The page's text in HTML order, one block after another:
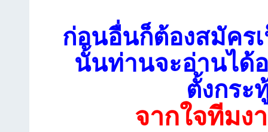
ก่อนอื่นก็ต้องสมัคร
นั้นท่านจะอ่านได้
ตั้งกระ
จากใจทีมง